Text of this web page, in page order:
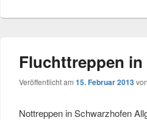
Fluchttreppen
Veröffentlicht am 15. Februar 2013von
Nottreppen in Schwarzhofen